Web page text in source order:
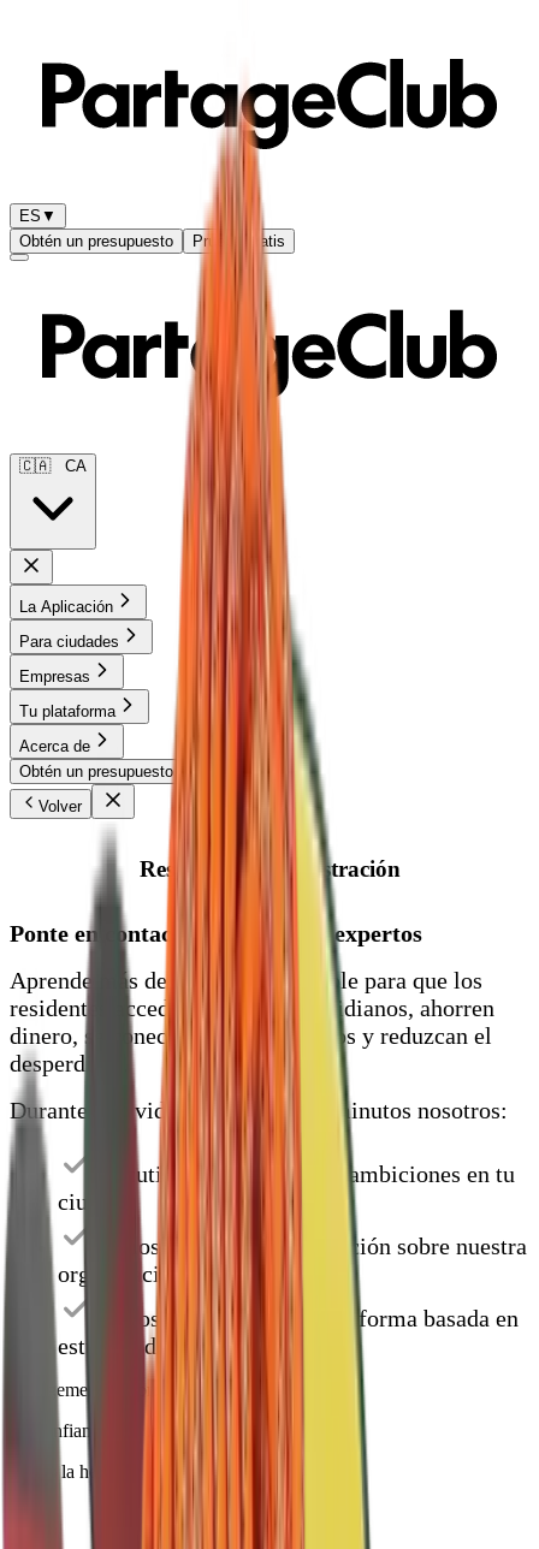
ES ▼
Obtén un presupuesto
Prueba gratis
🇨🇦 CA
La Aplicación
Para ciudades
Empresas
Tu plataforma
Acerca de
Obtén un presupuesto
Volver
Reserva una demostración
Ponte en contacto con nuestros expertos
Aprende más de una manera simple para que los
residentes accedan a artículos cotidianos, ahorren
dinero, se conecten con sus vecinos y reduzcan el
desperdicio.
Durante una videollamada de 30 minutos nosotros:
discutimos los desafíos y ambiciones en tu
ciudad
damos una breve introducción sobre nuestra
organización
demostramos nuestra plataforma basada en
estudios de caso
Chargement du formulaire...
La confianza importa
¡y nos la hemos ganado!